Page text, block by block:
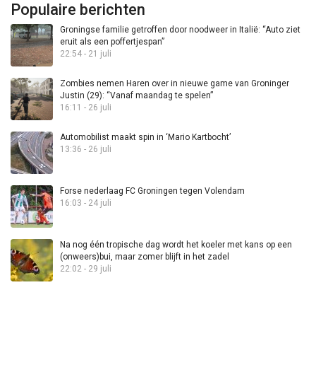
Populaire berichten
Groningse familie getroffen door noodweer in Italië: “Auto ziet
eruit als een poffertjespan”
22:54 - 21 juli
Zombies nemen Haren over in nieuwe game van Groninger
Justin (29): “Vanaf maandag te spelen”
16:11 - 26 juli
Automobilist maakt spin in ‘Mario Kartbocht’
13:36 - 26 juli
Forse nederlaag FC Groningen tegen Volendam
16:03 - 24 juli
Na nog één tropische dag wordt het koeler met kans op een
(onweers)bui, maar zomer blijft in het zadel
22:02 - 29 juli